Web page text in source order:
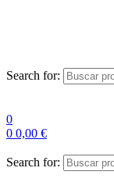
Search for:
0
0 0,00 €
Search for: